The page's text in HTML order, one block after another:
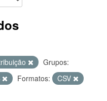
Grupos:
Formatos:
CSV